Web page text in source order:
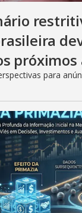
próximos
para